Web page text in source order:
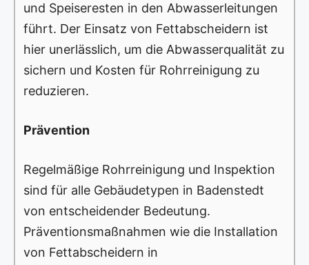
und Speiseresten in den Abwasserleitungen
führt. Der Einsatz von Fettabscheidern ist
hier unerlässlich, um die Abwasserqualität zu
sichern und Kosten für Rohrreinigung zu
reduzieren.
Prävention
Regelmäßige Rohrreinigung und Inspektion
sind für alle Gebäudetypen in Badenstedt
von entscheidender Bedeutung.
Präventionsmaßnahmen wie die Installation
von Fettabscheidern in